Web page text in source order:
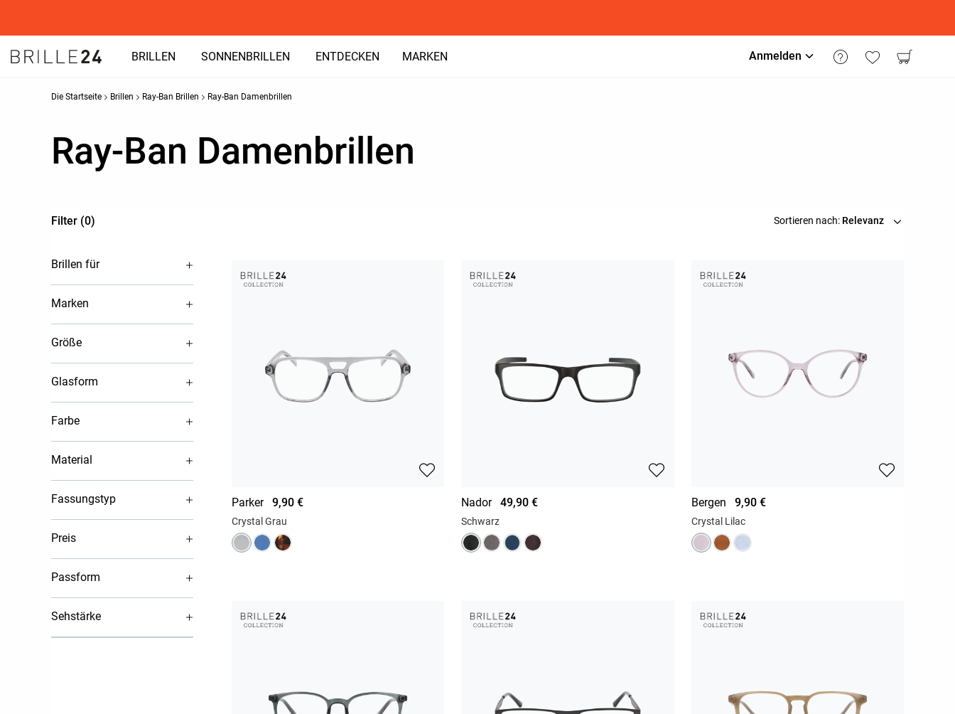
BRILLEN SONNENBRILLEN ENTDECKEN MARKEN Anmelden
Die Startseite Brillen Ray-Ban Brillen Ray-Ban Damenbrillen
Ray-Ban Damenbrillen
Filter (0) Sortieren nach: Relevanz
Brillen für
Marken
Größe
Glasform
Farbe
Material
Fassungstyp
Preis
Passform
Sehstärke
Parker 9,90 €
Crystal Grau
Nador 49,90 €
Schwarz
Bergen 9,90 €
Crystal Lilac